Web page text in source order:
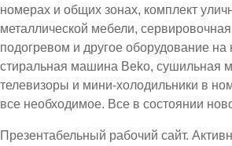
номерах и общих зонах, комплект
металлической мебели,
подогревом и другое оборудование на
стиральная машина Beko, сушильная
телевизоры и мини-холодильники в
все необходимое. Все в состоянии
Презентабельный рабочий сайт.